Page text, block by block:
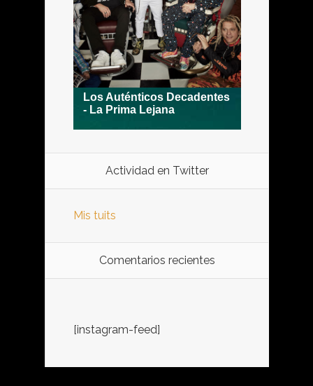
Actividad en Twitter
Mis tuits
Comentarios recientes
[instagram-feed]